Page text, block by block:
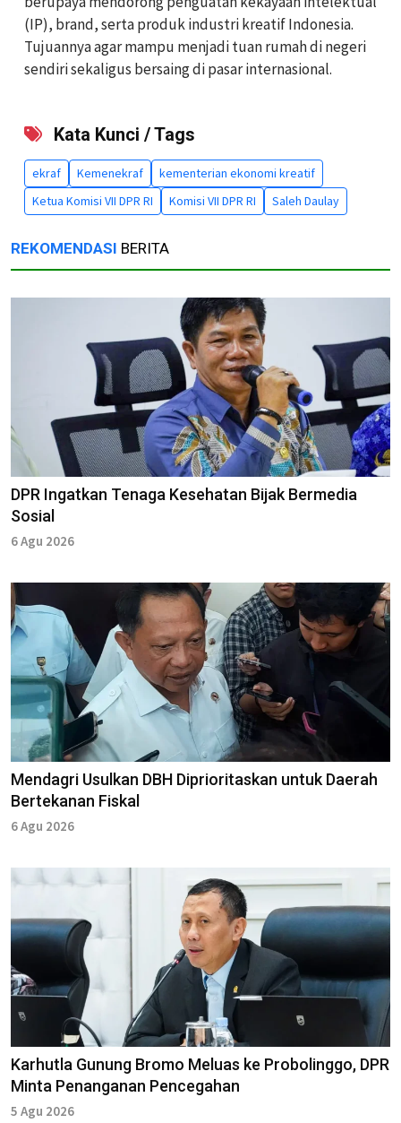
(IP), brand, serta produk industri kreatif Indonesia.
Tujuannya agar mampu menjadi tuan rumah di negeri
sendiri sekaligus bersaing di pasar internasional.
Kata Kunci / Tags
ekraf Kemenekraf
kementerian ekonomi kreatif
Ketua Komisi VII DPR RI
Komisi VII DPR RI Saleh Daulay
REKOMENDASI BERITA
DPR Ingatkan Tenaga Kesehatan Bijak Bermedia
Sosial
6 Agu 2026
Mendagri Usulkan DBH Diprioritaskan untuk Daerah
Bertekanan Fiskal
6 Agu 2026
Karhutla Gunung Bromo Meluas ke Probolinggo, DPR
Minta Penanganan Pencegahan
5 Agu 2026